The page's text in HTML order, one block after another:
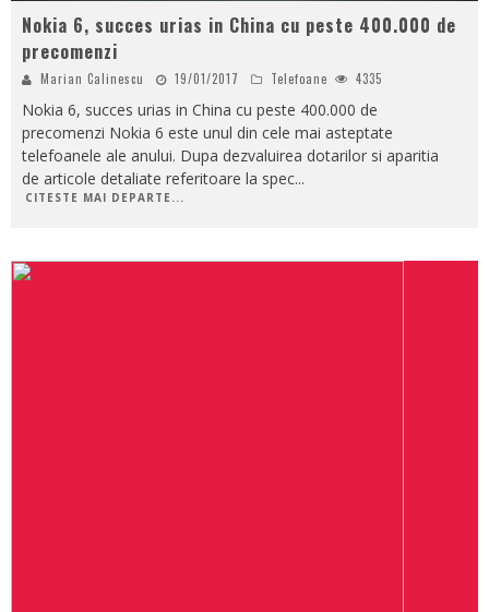
Nokia 6, succes urias in China cu peste 400.000 de
precomenzi
Marian Calinescu 19/01/2017 Telefoane 4335
Nokia 6, succes urias in China cu peste 400.000 de
precomenzi Nokia 6 este unul din cele mai asteptate
telefoanele ale anului. Dupa dezvaluirea dotarilor si aparitia
de articole detaliate referitoare la spec...
CITESTE MAI DEPARTE...